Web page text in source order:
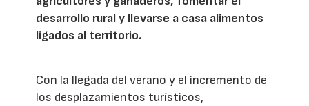
desarrollo rural y llevarse a casa alimentos
ligados al territorio.
Con la llegada del verano y el incremento de
los desplazamientos turísticos,